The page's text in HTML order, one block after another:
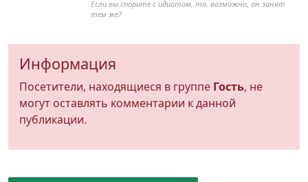
Если вы спорите с идиотом, то, возможно, он занят
тем же?
Информация
Посетители, находящиеся в группе Гость, не
могут оставлять комментарии к данной
публикации.